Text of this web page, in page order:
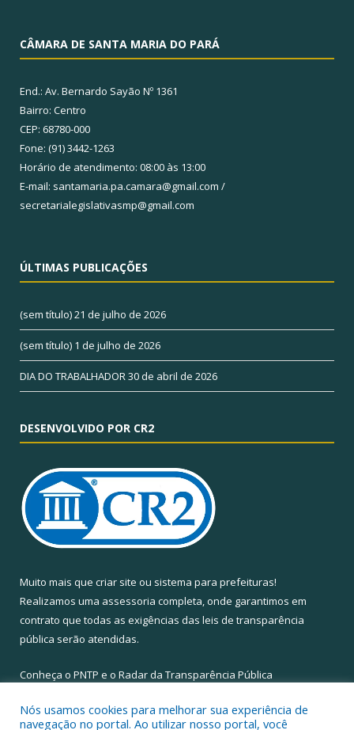
CÂMARA DE SANTA MARIA DO PARÁ
End.: Av. Bernardo Sayão Nº 1361
Bairro: Centro
CEP: 68780-000
Fone: (91) 3442-1263
Horário de atendimento: 08:00 às 13:00
E-mail: santamaria.pa.camara@gmail.com /
secretarialegislativasmp@gmail.com
ÚLTIMAS PUBLICAÇÕES
(sem título)21 de julho de 2026
(sem título) 1 de julho de 2026
DIA DO TRABALHADOR30 de abril de 2026
DESENVOLVIDO POR CR2
Muito mais que criar site ou sistema para prefeituras!
Realizamos uma assessoria completa, onde garantimos em
contrato que todas as exigências das leis de transparência
pública serão atendidas.
Conheça o PNTP e o Radar da Transparência Pública
Nós usamos cookies para melhorar sua experiência de
navegação no portal. Ao utilizar nosso portal, você